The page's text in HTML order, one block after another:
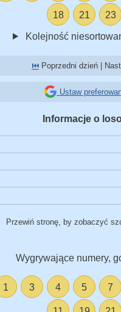
18 21 23
Kolejność
⏮️ Poprzedni dzień |
Ustaw
Informacje o
Przewiń stronę, by zobaczyć
Wygrywające numery,
1 3 4 5 7